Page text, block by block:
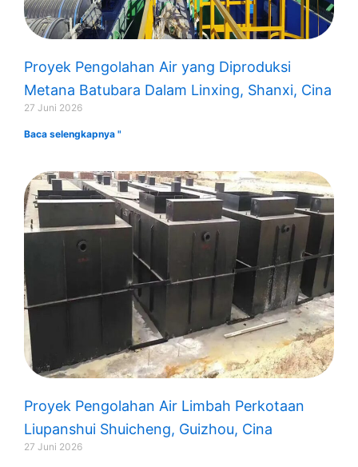
Proyek Pengolahan Air yang Diproduksi
Metana Batubara Dalam Linxing, Shanxi, Cina
27 Juni 2026
Baca selengkapnya "
Proyek Pengolahan Air Limbah Perkotaan
Liupanshui Shuicheng, Guizhou, Cina
27 Juni 2026